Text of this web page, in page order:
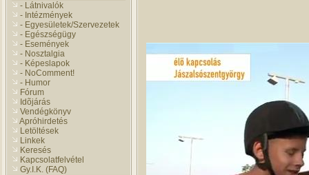
- Látnivalók
- Intézmények
- Egyesületek/Szervezetek
- Egészségügy
- Események
- Nosztalgia
- Képeslapok
- NoComment!
- Humor
Fórum
Idõjárás
Vendégkönyv
Apróhirdetés
Letöltések
Linkek
Keresés
Kapcsolatfelvétel
Gy.I.K. (FAQ)